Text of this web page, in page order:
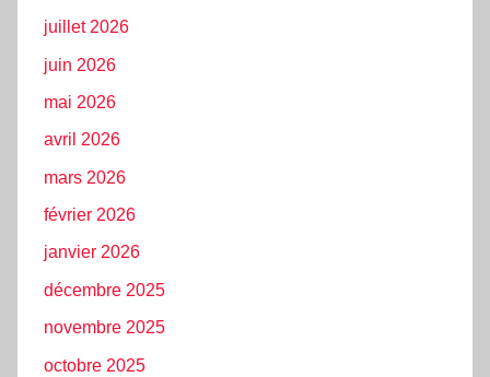
juillet 2026
juin 2026
mai 2026
avril 2026
mars 2026
février 2026
janvier 2026
décembre 2025
novembre 2025
octobre 2025